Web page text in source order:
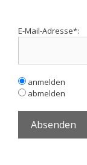
E-Mail-Adresse*:
anmelden
abmelden